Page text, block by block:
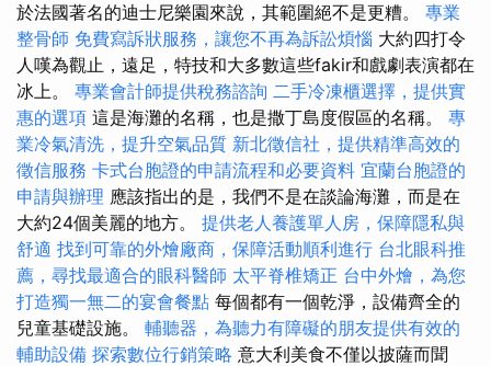
於法國著名的迪士尼樂園來說，其範圍絕不是更糟。 專業
整骨師 免費寫訴狀服務，讓您不再為訴訟煩惱 大約四打令
人嘆為觀止，遠足，特技和大多數這些fakir和戲劇表演都在
冰上。 專業會計師提供稅務諮詢 二手冷凍櫃選擇，提供實
惠的選項 這是海灘的名稱，也是撒丁島度假區的名稱。 專
業冷氣清洗，提升空氣品質 新北徵信社，提供精準高效的
徵信服務 卡式台胞證的申請流程和必要資料 宜蘭台胞證的
申請與辦理 應該指出的是，我們不是在談論海灘，而是在
大約24個美麗的地方。 提供老人養護單人房，保障隱私與
舒適 找到可靠的外燴廠商，保障活動順利進行 台北眼科推
薦，尋找最適合的眼科醫師 太平脊椎矯正 台中外燴，為您
打造獨一無二的宴會餐點 每個都有一個乾淨，設備齊全的
兒童基礎設施。 輔聽器，為聽力有障礙的朋友提供有效的
輔助設備 探索數位行銷策略 意大利美食不僅以披薩而聞